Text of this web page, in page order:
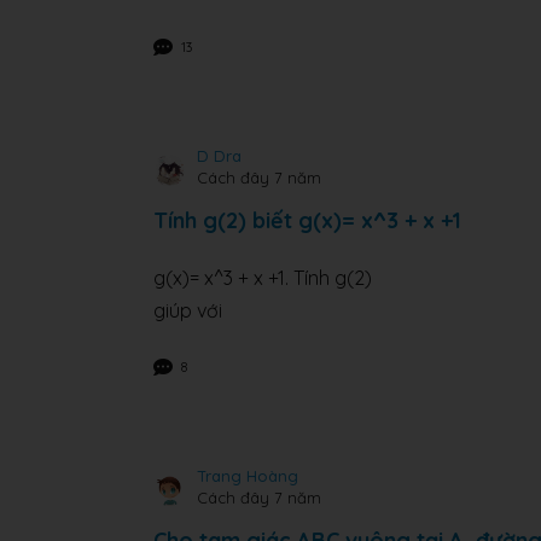
13
D Dra
Cách đây 7 năm
Tính g(2) biết g(x)= x^3 + x +1
g(x)= x^3 + x +1. Tính g(2)
giúp với
8
Trang Hoàng
Cách đây 7 năm